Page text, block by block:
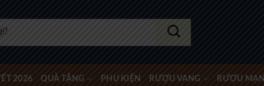
2026 QUÀ TẶNG PHỤ KIỆN RƯỢU VANG RƯỢU